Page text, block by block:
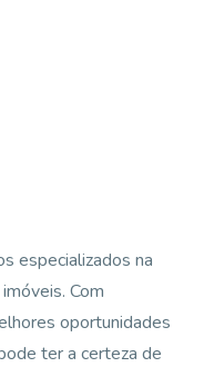
especializados na
Com
oportunidades
ter a certeza de